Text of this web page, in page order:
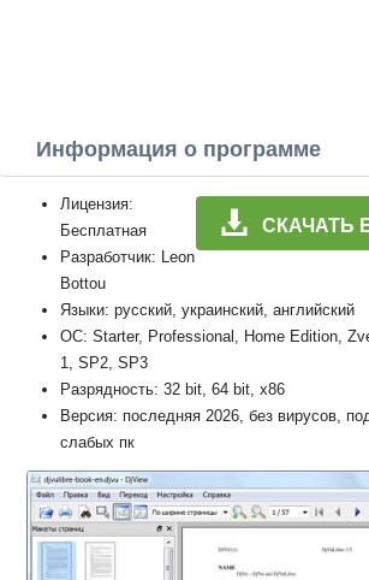
Информация о программе
СКАЧАТЬ
Лицензия:
Бесплатная
Разработчик: Leon
Bottou
Языки: русский, украинский, английский
ОС: Starter, Professional, Home Edition,
1, SP2, SP3
Разрядность: 32 bit, 64 bit, x86
Версия: последняя 2026, без вирусов,
слабых пк